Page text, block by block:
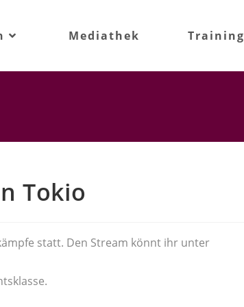
Mediathek Training
Tokio
statt. Den Stream könnt ihr unter